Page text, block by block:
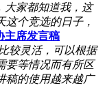
大家都知道我，这
个竞选的日子，
主席发言稿
较灵活，可以根据
要等情况而有所区
稿的使用越来越广